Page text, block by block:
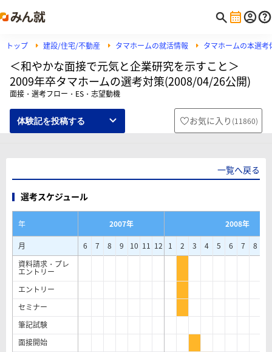
トップ 建設/住宅/不動産 タマホームの就活情報 タマホームの本選考
＜和やかな面接で元気と企業研究を示すこと＞
2009年卒タマホームの選考対策(2008/04/26公開)
面接・選考フロー・ES・志望動機
体験記を投稿する お気に入り (11860)
一覧へ戻る
選考スケジュール
年 2007年
2008年
月
6 7 8 9 10 11 12 1 2 3 4 5 6 7 8
資料請求・プレ
エントリー
エントリー
セミナー
筆記試験
面接開始